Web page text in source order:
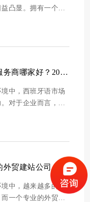
凸显。拥有一个专
市场的关键。然
业解决这一困扰，
评估，精选出十家
西班牙语网站搭建服务商哪家好？2026精选10家专业外贸建站公司推荐
中，西班牙语市场
对于企业而言，搭
众多的网站搭建服
研和多维度评测，
专业外贸建站公司。
贸建站公司？
中，越来越多的公
一个专业的外贸网